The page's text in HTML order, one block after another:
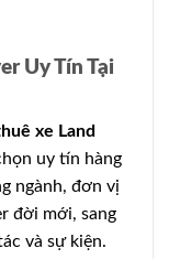
Uy Tín Tại
xe Land
uy tín hàng
ngành, đơn vị
đời mới, sang
và sự kiện.